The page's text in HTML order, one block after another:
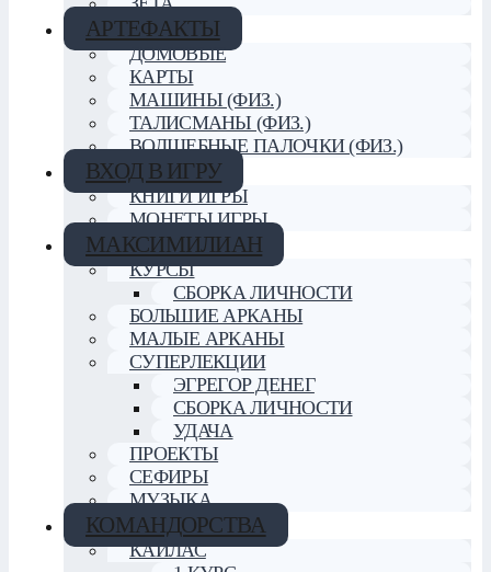
АРТЕФАКТЫ
ДОМОВЫЕ
КАРТЫ
МАШИНЫ (ФИЗ.)
ТАЛИСМАНЫ (ФИЗ.)
ВОЛШЕБНЫЕ ПАЛОЧКИ (ФИЗ.)
ВХОД В ИГРУ
КНИГИ ИГРЫ
МОНЕТЫ ИГРЫ
МАКСИМИЛИАН
КУРСЫ
СБОРКА ЛИЧНОСТИ
БОЛЬШИЕ АРКАНЫ
МАЛЫЕ АРКАНЫ
СУПЕРЛЕКЦИИ
ЭГРЕГОР ДЕНЕГ
СБОРКА ЛИЧНОСТИ
УДАЧА
ПРОЕКТЫ
СЕФИРЫ
МУЗЫКА
КОМАНДОРСТВА
КАЙЛАС